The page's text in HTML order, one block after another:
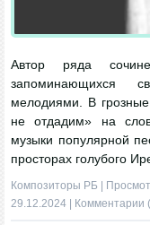
Автор ряда
запоминающихся
мелодиями. В
не отдадим» на
музыки популярной
просторах голубого
Композиторы РБ |
29.12.2024
Комментарии